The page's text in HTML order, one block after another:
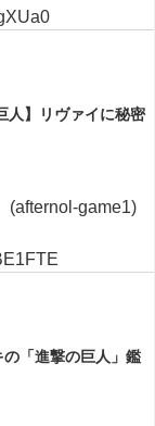
人】リヴァイに秘密
(afternol-game1)
「進撃の巨人」鑑